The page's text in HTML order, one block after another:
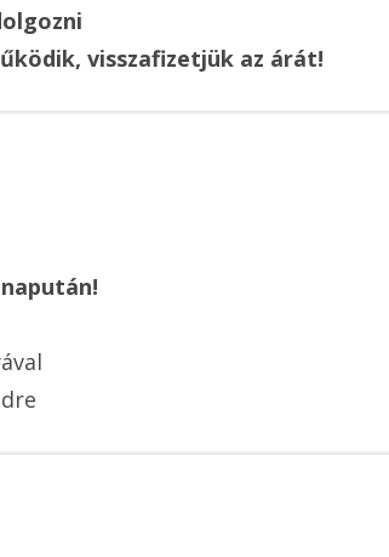
visszafizetjük az árát!